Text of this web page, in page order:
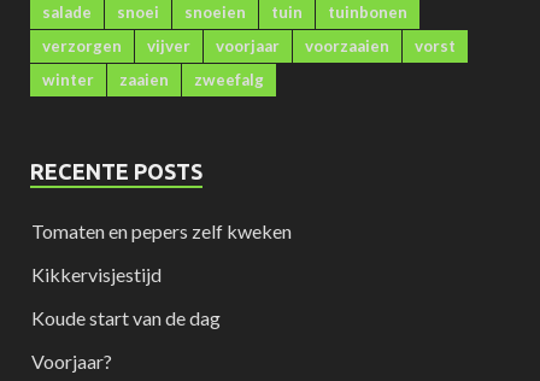
salade
snoei snoeien tuin
tuinbonen
verzorgen
vijver voorjaar voorzaaien
vorst
winter
zaaien zweefalg
RECENTE POSTS
Tomaten en pepers zelf kweken
Kikkervisjestijd
Koude start van de dag
Voorjaar?